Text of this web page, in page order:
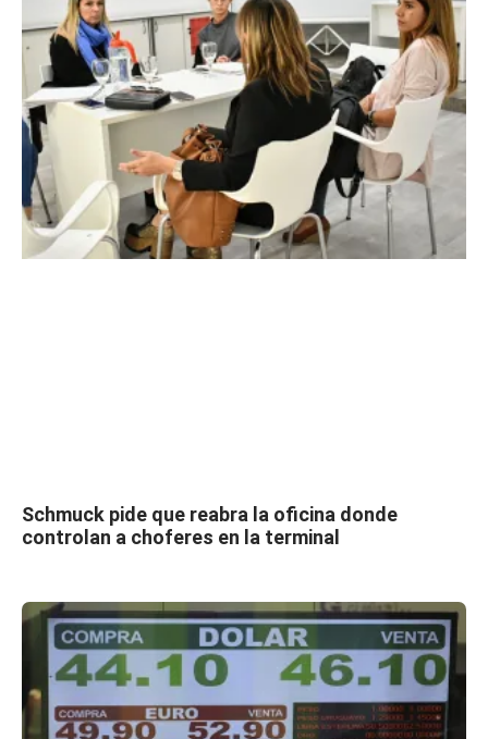
Schmuck pide que reabra la oficina donde
controlan a choferes en la terminal